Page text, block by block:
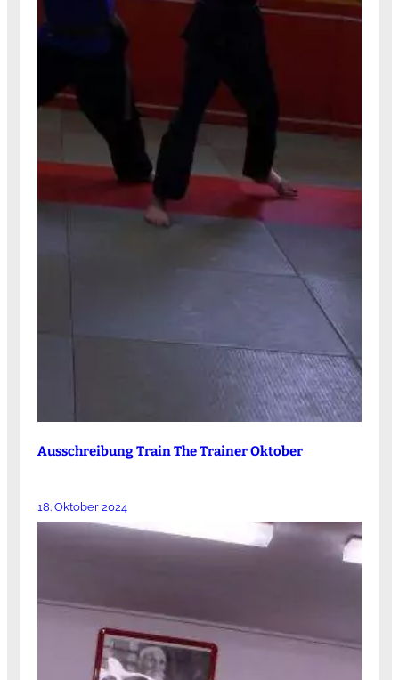
Ausschreibung Train The Trainer Oktober
18. Oktober 2024